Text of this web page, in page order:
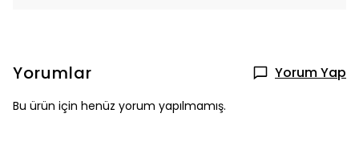
Yorumlar Yorum Yap
Bu ürün için henüz yorum yapılmamış.